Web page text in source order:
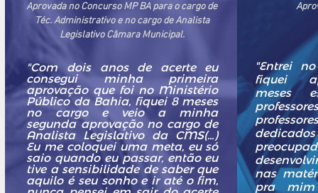
Aprovada no Concurso MP BA para o cargo de
Téc. Administrativo e no cargo de Analista
Legislativo Câmara Municipal.
"Com dois anos de acerte eu
consegui minha primeira
aprovação que foi no Ministério
Público da Bahia, fiquei 8 meses
no cargo e veio a minha
segunda aprovação no cargo de
Analista Legislativo da CMS(...)
Eu me coloquei uma meta, eu só
saio quando eu passar, então eu
tive a sensibilidade de saber que
aquilo é seu sonho e ir até o fim,
"Entrei no
fiquei
meses
nas
pra mim